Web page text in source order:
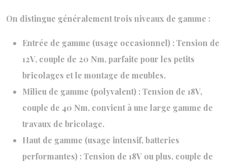
On distingue généralement trois niveaux de gamme :
Entrée de gamme (usage occasionnel) : Tension de
12V, couple de 20 Nm, parfaite pour les petits
bricolages et le montage de meubles.
Milieu de gamme (polyvalent) : Tension de 18V,
couple de 40 Nm, convient à une large gamme de
travaux de bricolage.
Haut de gamme (usage intensif, batteries
performantes) : Tension de 18V ou plus, couple de